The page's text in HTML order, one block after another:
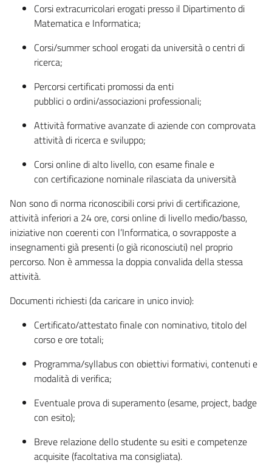
Corsi extracurricolari erogati presso il Dipartimento di
Matematica e Informatica;
Corsi/summer school erogati da università o centri di
ricerca;
Percorsi certificati promossi da enti
pubblici o ordini/associazioni professionali;
Attività formative avanzate di aziende con comprovata
attività di ricerca e sviluppo;
Corsi online di alto livello, con esame finale e
con certificazione nominale rilasciata da università
Non sono di norma riconoscibili corsi privi di certificazione,
attività inferiori a 24 ore, corsi online di livello medio/basso,
iniziative non coerenti con l’Informatica, o sovrapposte a
insegnamenti già presenti (o già riconosciuti) nel proprio
percorso. Non è ammessa la doppia convalida della stessa
attività.
Documenti richiesti (da caricare in unico invio):
Certificato/attestato finale con nominativo, titolo del
corso e ore totali;
Programma/syllabus con obiettivi formativi, contenuti e
modalità di verifica;
Eventuale prova di superamento (esame, project, badge
con esito);
Breve relazione dello studente su esiti e competenze
acquisite (facoltativa ma consigliata).